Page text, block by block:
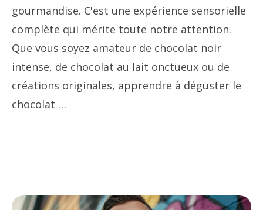
gourmandise. C'est une expérience sensorielle
complète qui mérite toute notre attention.
Que vous soyez amateur de chocolat noir
intense, de chocolat au lait onctueux ou de
créations originales, apprendre à déguster le
chocolat …